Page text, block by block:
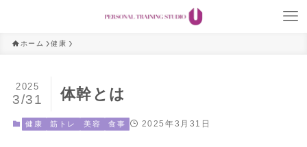
ホーム 健康
体幹とは
2025
3/31
健康 筋トレ 美容 食事 2025年3月31日